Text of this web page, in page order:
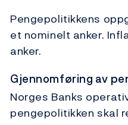
Pengepolitikkens
et nominelt anker.
anker.
Gjennomføring av
Norges Banks
pengepolitikken skal